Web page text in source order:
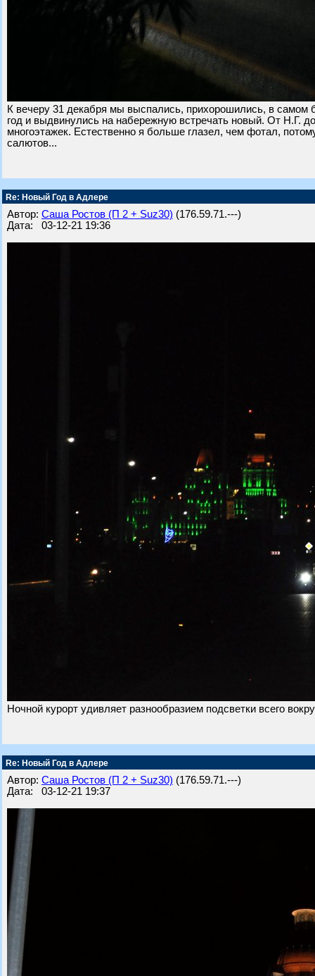
К вечеру 31 декабря мы выспались, прихорошились, в самом
год и выдвинулись на набережную встречать новый. От Н.Г.
многоэтажек. Естественно я больше глазел, чем фотал,
салютов...
Re: Новый Год в Адлере
Автор: Саша Ростов (П 2 + Suz30) (176.59.71.---)
Дата: 03-12-21 19:36
Ночной курорт удивляет разнообразием подсветки всего
Re: Новый Год в Адлере
Автор: Саша Ростов (П 2 + Suz30) (176.59.71.---)
Дата: 03-12-21 19:37